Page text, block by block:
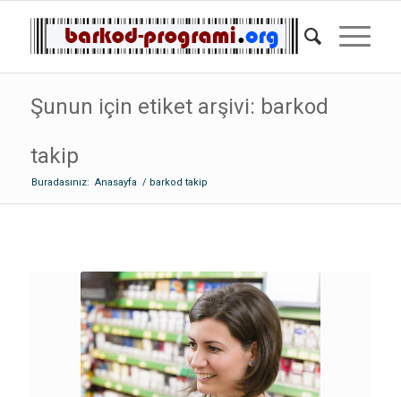
Şunun için etiket arşivi: barkod
takip
Buradasınız: Anasayfa / barkod takip